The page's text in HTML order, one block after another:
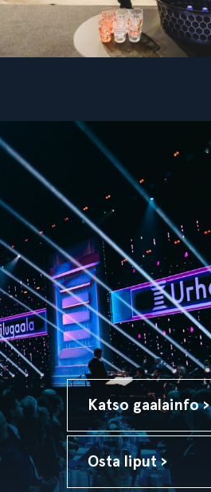
Katso gaalainfo ›
Osta liput ›